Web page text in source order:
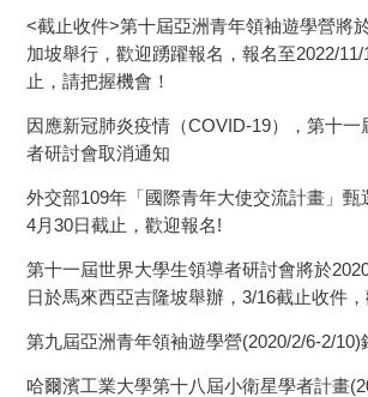
<截止收件>第十屆亞洲青年領袖遊學營將
加坡舉行，歡迎踴躍報名，報名至2022/
止，請把握機會！
因應新冠肺炎疫情（COVID-19），第十一
者研討會取消通知
外交部109年「國際青年大使交流計畫」甄
4月30日截止，歡迎報名!
第十一屆世界大學生領導者研討會將於
日於馬來西亞吉隆坡舉辦，3/16截止收件
第九屆亞洲青年領袖遊學營(2020/2/6-2/10)
哈爾濱工業大學第十八屆小衛星學者計畫